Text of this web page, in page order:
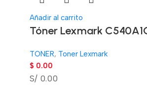
Añadir al carrito
Tóner Lexmark
TONER, Toner Lexmark
$ 0.00
S/ 0.00